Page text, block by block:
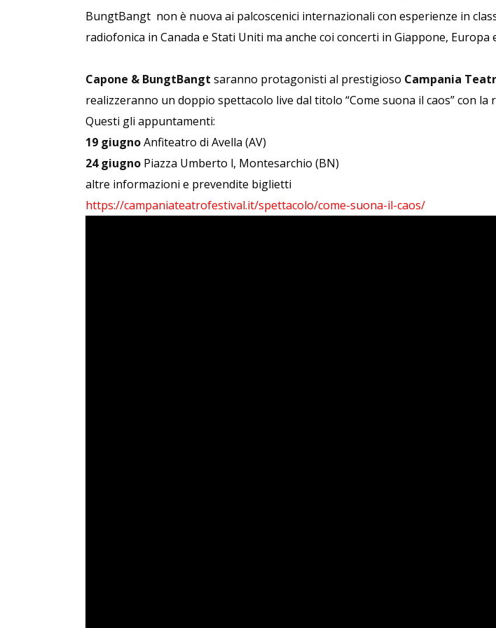
BungtBangt non è nuova ai palcoscenici internazionali con esperienze in
radiofonica in Canada e Stati Uniti ma anche coi concerti in Giappone, Europa
Capone & BungtBangt saranno protagonisti al prestigioso Campania
realizzeranno un doppio spettacolo live dal titolo “Come suona il caos” con la
Questi gli appuntamenti:
19 giugnoAnfiteatro di Avella (AV)
24 giugno Piazza Umberto l, Montesarchio (BN)
altre informazioni e prevendite biglietti
https://campaniateatrofestival.it/spettacolo/come-suona-il-caos/